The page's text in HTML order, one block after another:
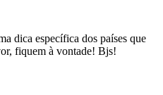
dica específica dos países que
fiquem à vontade! Bjs!